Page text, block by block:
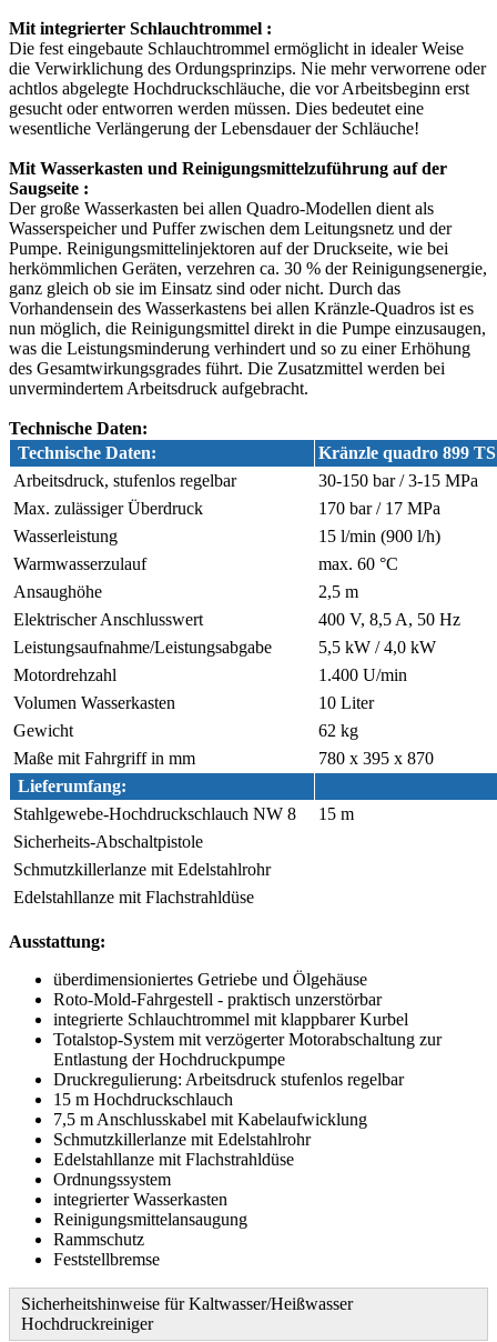
Mit integrierter Schlauchtrommel :
Die fest eingebaute Schlauchtrommel ermöglicht in idealer Weise
die Verwirklichung des Ordungsprinzips. Nie mehr verworrene oder
achtlos abgelegte Hochdruckschläuche, die vor Arbeitsbeginn erst
gesucht oder entworren werden müssen. Dies bedeutet eine
wesentliche Verlängerung der Lebensdauer der Schläuche!
Mit Wasserkasten und Reinigungsmittelzuführung auf der
Saugseite :
Der große Wasserkasten bei allen Quadro-Modellen dient als
Wasserspeicher und Puffer zwischen dem Leitungsnetz und der
Pumpe. Reinigungsmittelinjektoren auf der Druckseite, wie bei
herkömmlichen Geräten, verzehren ca. 30 % der Reinigungsenergie,
ganz gleich ob sie im Einsatz sind oder nicht. Durch das
Vorhandensein des Wasserkastens bei allen Kränzle-Quadros ist es
nun möglich, die Reinigungsmittel direkt in die Pumpe einzusaugen,
was die Leistungsminderung verhindert und so zu einer Erhöhung
des Gesamtwirkungsgrades führt. Die Zusatzmittel werden bei
unvermindertem Arbeitsdruck aufgebracht.
Technische Daten:
Technische Daten:
Kränzle quadro 899
Arbeitsdruck, stufenlos regelbar
30-150 bar / 3-15 MPa
Max. zulässiger Überdruck
170 bar / 17 MPa
Wasserleistung
15 l/min (900 l/h)
Warmwasserzulauf
max. 60 °C
Ansaughöhe
2,5 m
Elektrischer Anschlusswert
400 V, 8,5 A, 50 Hz
Leistungsaufnahme/Leistungsabgabe
5,5 kW / 4,0 kW
Motordrehzahl
1.400 U/min
Volumen Wasserkasten
10 Liter
Gewicht
62 kg
Maße mit Fahrgriff in mm
780 x 395 x 870
Lieferumfang:
Stahlgewebe-Hochdruckschlauch NW 8
15 m
Sicherheits-Abschaltpistole
Schmutzkillerlanze mit Edelstahlrohr
Edelstahllanze mit Flachstrahldüse
Ausstattung:
überdimensioniertes Getriebe und Ölgehäuse
Roto-Mold-Fahrgestell - praktisch unzerstörbar
integrierte Schlauchtrommel mit klappbarer Kurbel
Totalstop-System mit verzögerter Motorabschaltung zur
Entlastung der Hochdruckpumpe
Druckregulierung: Arbeitsdruck stufenlos regelbar
15 m Hochdruckschlauch
7,5 m Anschlusskabel mit Kabelaufwicklung
Schmutzkillerlanze mit Edelstahlrohr
Edelstahllanze mit Flachstrahldüse
Ordnungssystem
integrierter Wasserkasten
Reinigungsmittelansaugung
Rammschutz
Feststellbremse
Sicherheitshinweise für Kaltwasser/Heißwasser
Hochdruckreiniger